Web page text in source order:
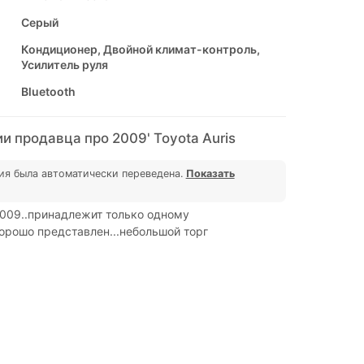
Серый
Кондиционер, Двойной климат-контроль,
Усилитель руля
Bluetooth
продавца про 2009' Toyota Auris
была автоматически переведена. Показать
только одному
представлен...небольшой торг